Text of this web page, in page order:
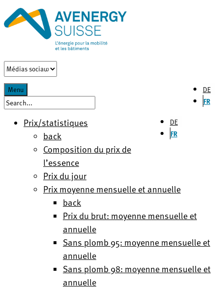
DE
FR
Menu
DE
FR
Prix/statistiques
back
Composition du prix de
l’essence
Prix du jour
Prix moyenne mensuelle et annuelle
back
Prix du brut: moyenne mensuelle et
annuelle
Sans plomb 95: moyenne mensuelle et
annuelle
Sans plomb 98: moyenne mensuelle et
annuelle